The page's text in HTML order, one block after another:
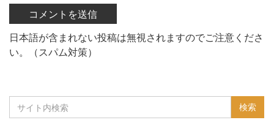
日本語が含まれない投稿は無視されますのでご注意くださ
い。（スパム対策）